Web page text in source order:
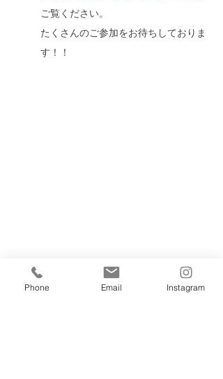
ご覧ください。
たくさんのご参加をお待ちしておりま
す！！
Phone Email Instagram